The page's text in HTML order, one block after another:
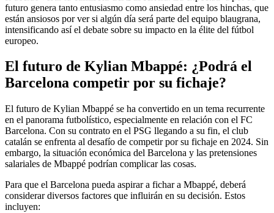
futuro genera tanto entusiasmo como ansiedad entre los hinchas, que
están ansiosos por ver si algún día será parte del equipo blaugrana,
intensificando así el debate sobre su impacto en la élite del fútbol
europeo.
El futuro de Kylian Mbappé: ¿Podrá el
Barcelona competir por su fichaje?
El futuro de Kylian Mbappé se ha convertido en un tema recurrente
en el panorama futbolístico, especialmente en relación con el FC
Barcelona. Con su contrato en el PSG llegando a su fin, el club
catalán se enfrenta al desafío de competir por su fichaje en 2024. Sin
embargo, la situación económica del Barcelona y las pretensiones
salariales de Mbappé podrían complicar las cosas.
Para que el Barcelona pueda aspirar a fichar a Mbappé, deberá
considerar diversos factores que influirán en su decisión. Estos
incluyen: